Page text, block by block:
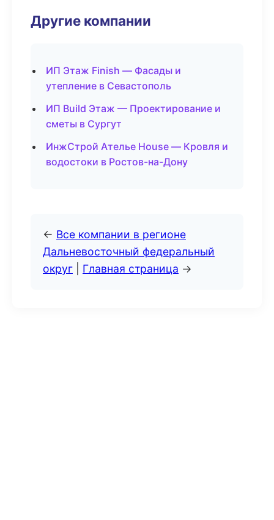
Другие компании
ИП Этаж Finish — Фасады и
утепление в Севастополь
ИП Build Этаж — Проектирование и
сметы в Сургут
ИнжСтрой Ателье House — Кровля и
водостоки в Ростов-на-Дону
← Все компании в регионе
Дальневосточный федеральный
округ
Главная страница →